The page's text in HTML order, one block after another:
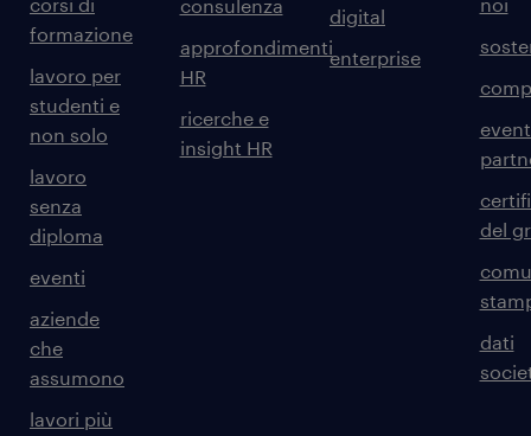
corsi di
formazione
lavoro per
studenti e
non solo
lavoro
senza
diploma
eventi
aziende
che
assumono
lavori più
consulenza
approfondimenti
HR
ricerche e
insight HR
digital
enterprise
noi
del
dati